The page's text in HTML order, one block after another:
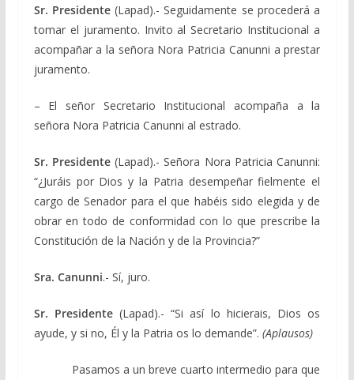
Sr. Presidente(Lapad).- Seguidamente se procederá a
tomar el juramento. Invito al Secretario Institucional a
acompañar a la señora Nora Patricia Canunni a prestar
juramento.
– El señor Secretario Institucional acompaña a la
señora Nora Patricia Canunni al estrado.
Sr. Presidente(Lapad).- Señora Nora Patricia Canunni:
“¿Juráis por Dios y la Patria desempeñar fielmente el
cargo de Senador para el que habéis sido elegida y de
obrar en todo de conformidad con lo que prescribe la
Constitución de la Nación y de la Provincia?”
Sra. Canunni.- Sí, juro.
Sr. Presidente(Lapad).- “Si así lo hicierais, Dios os
ayude, y si no, Él y la Patria os lo demande”. (Aplausos)
Pasamos a un breve cuarto intermedio para que